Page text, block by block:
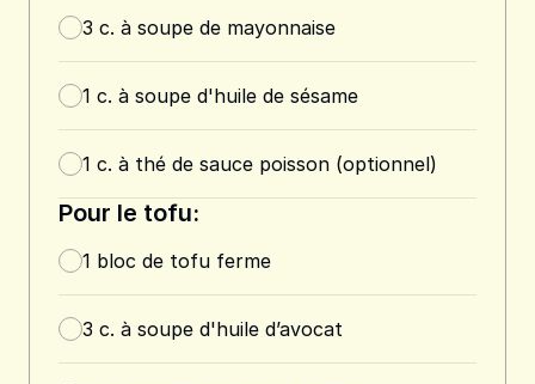
3 c. à soupe de mayonnaise
1 c. à soupe d'huile de sésame
1 c. à thé de sauce poisson (optionnel)
Pour le tofu:
1 bloc de tofu ferme
3 c. à soupe d'huile d’avocat